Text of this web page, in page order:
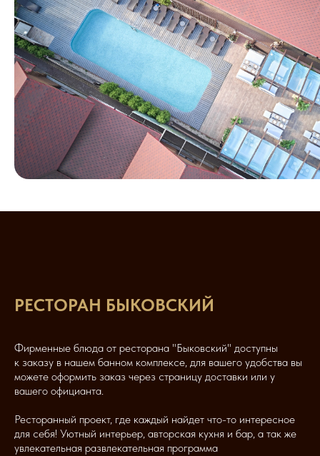
РЕСТОРАН БЫКОВСКИЙ
Фирменные блюда от ресторана "Быковский" доступны
к заказу в нашем банном комплексе, для вашего удобства вы
можете оформить заказ через страницу доставки или у
вашего официанта.
Ресторанный проект, где каждый найдет что-то интересное
для себя! Уютный интерьер, авторская кухня и бар, а так же
увлекательная развлекательная программа